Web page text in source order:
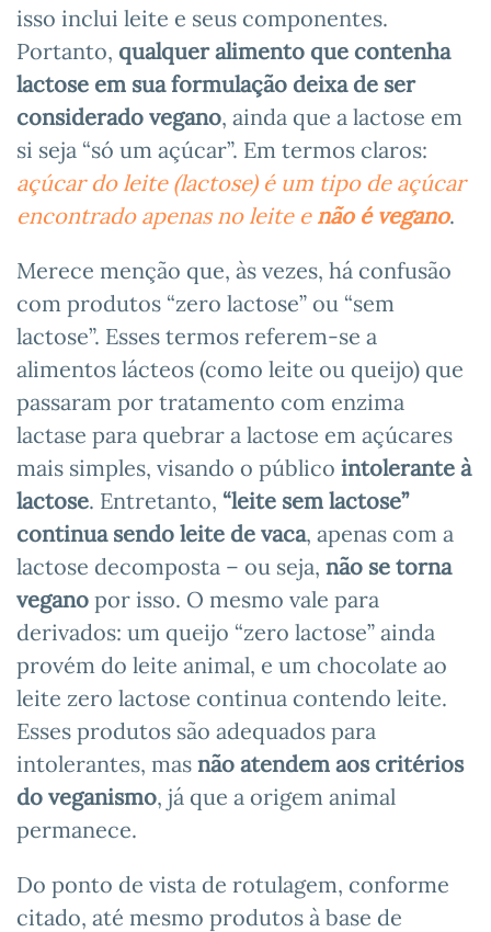
isso inclui leite e seus componentes.
Portanto, qualquer alimento que contenha
lactose em sua formulação deixa de ser
considerado vegano, ainda que a lactose em
si seja “só um açúcar”. Em termos claros:
açúcar do leite (lactose) é um tipo de açúcar
encontrado apenas no leite e não é vegano.
Merece menção que, às vezes, há confusão
com produtos “zero lactose” ou “sem
lactose”. Esses termos referem-se a
alimentos lácteos (como leite ou queijo) que
passaram por tratamento com enzima
lactase para quebrar a lactose em açúcares
mais simples, visando o público intolerante à
lactose. Entretanto, “leite sem lactose”
continua sendo leite de vaca, apenas com a
lactose decomposta – ou seja, não se torna
vegano por isso. O mesmo vale para
derivados: um queijo “zero lactose” ainda
provém do leite animal, e um chocolate ao
leite zero lactose continua contendo leite.
Esses produtos são adequados para
intolerantes, mas não atendem aos critérios
do veganismo, já que a origem animal
permanece.
Do ponto de vista de rotulagem, conforme
citado, até mesmo produtos à base de